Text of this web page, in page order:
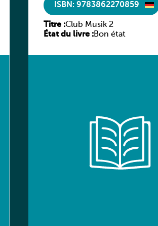
ISBN: 9783862270859
Titre :Club Musik 2
État du livre :Bon état